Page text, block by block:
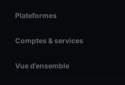
Plateformes
Comptes & services
Vue d’ensemble